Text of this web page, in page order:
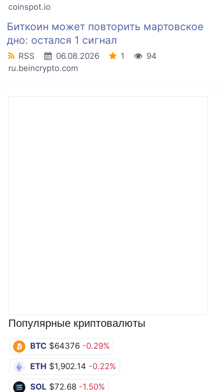
Популярные криптовалюты
BTC $64376 -0.29%
ETH $1,902.14 -0.22%
SOL $72.68 -1.50%
coinspot.io
Биткоин может повторить мартовское
дно: остался 1 сигнал
RSS 06.08.2026 1
94
ru.beincrypto.com